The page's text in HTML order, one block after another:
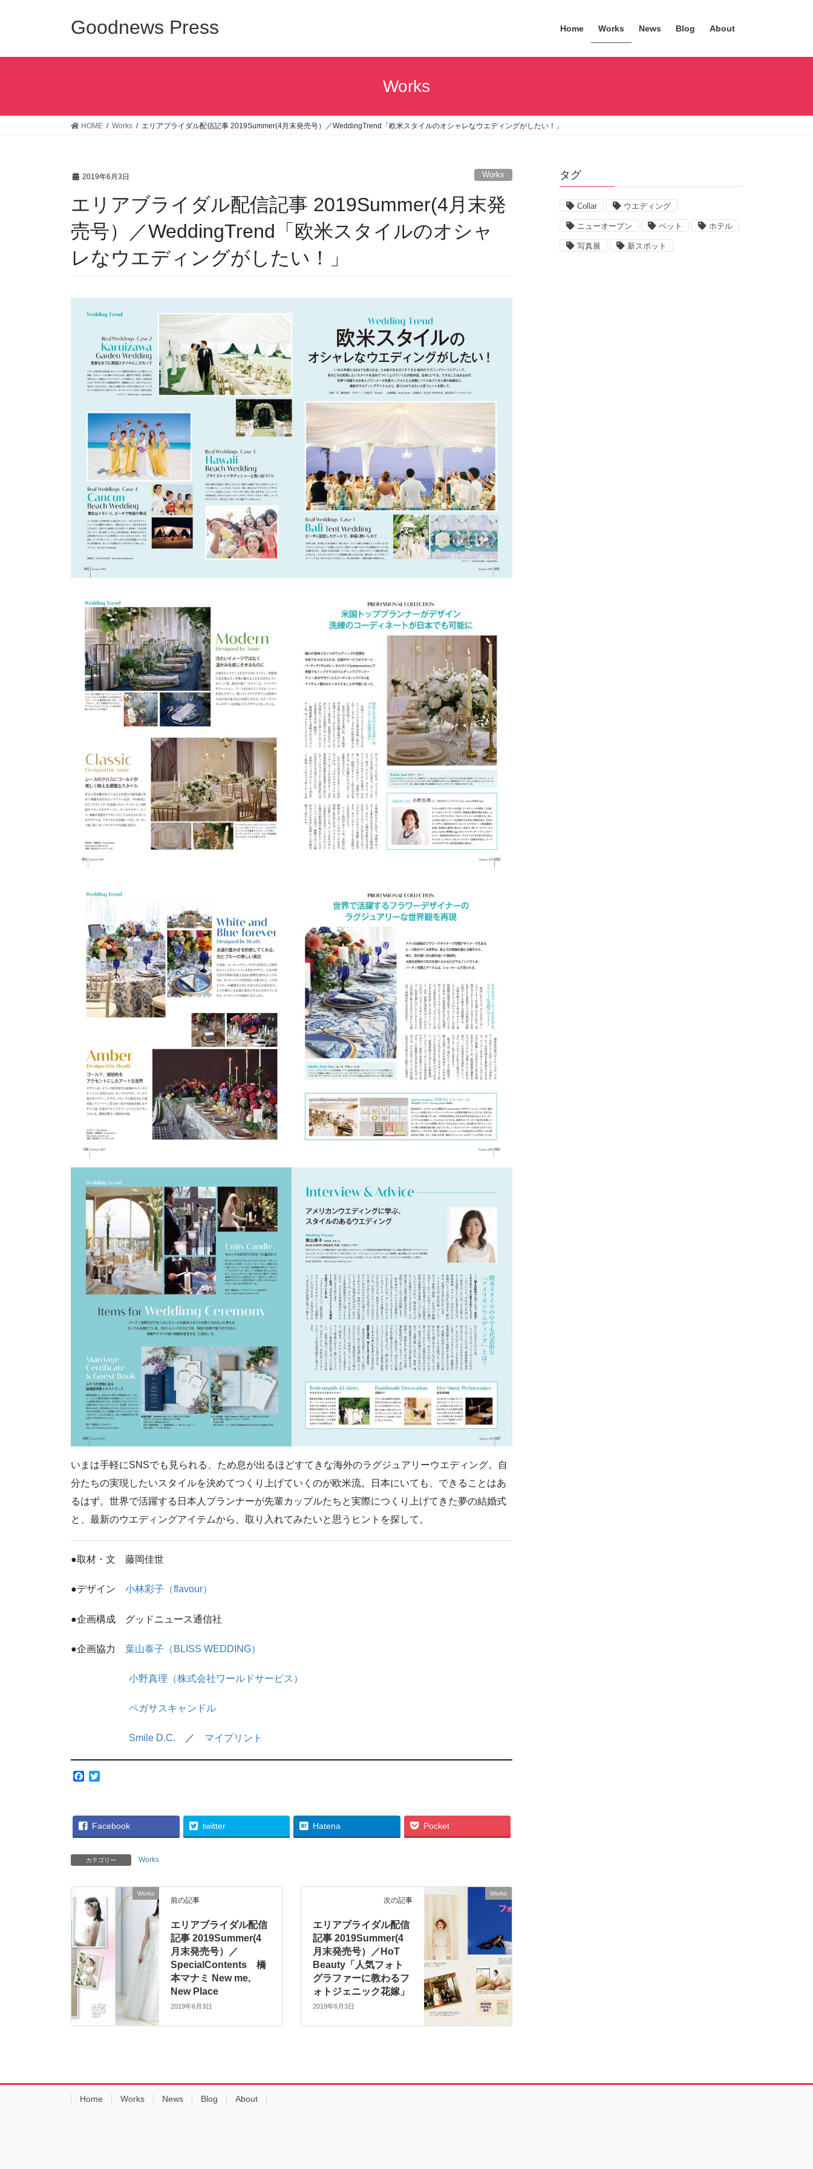
Goodnews Press Home Works News Blog About
Works
HOME Works エリアブライダル配信記事 2019Summer(4月末発売号）／WeddingTrend「欧米スタイルのオシャレなウエディングがしたい！」
2019年6月3日 Works
エリアブライダル配信記事 2019Summer(4月末発
売号）／WeddingTrend「欧米スタイルのオシャ
レなウエディングがしたい！」
いまは手軽にSNSでも見られる、ため息が出るほどすてきな海外のラグジュアリーウエディング。自
分たちの実現したいスタイルを決めてつくり上げていくのが欧米流。日本にいても、できることはあ
るはず。世界で活躍する日本人プランナーが先輩カップルたちと実際につくり上げてきた夢の結婚式
と、最新のウエディングアイテムから、取り入れてみたいと思うヒントを探して。
●取材・文 藤岡佳世
●デザイン 小林彩子（flavour）
●企画構成 グッドニュース通信社
●企画協力 葉山泰子（BLISS WEDDING）
小野真理（株式会社ワールドサービス）
ペガサスキャンドル
Smile D.C. ／ マイプリント
b
o
o
k
e
r
Facebook twitter Hatena Pocket
カテゴリー Works
Works
前の記事
エリアブライダル配信
記事 2019Summer(4
月末発売号）／
SpecialContents 橋
本マナミ New me,
New Place
2019年6月3日
Works
次の記事
エリアブライダル配信
記事 2019Summer(4
月末発売号）／HoT
Beauty「人気フォト
グラファーに教わるフ
ォトジェニック花嫁」
2019年6月3日
タグ
Collar ウエディング
ニューオープン ペット ホテル
写真展 新スポット
Home Works News Blog About